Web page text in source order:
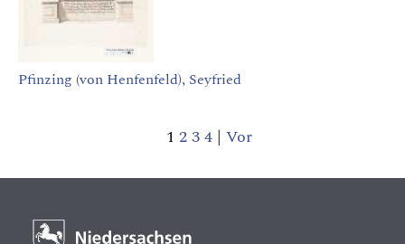
Pfinzing (von Henfenfeld), Seyfried
1 234 | Vor